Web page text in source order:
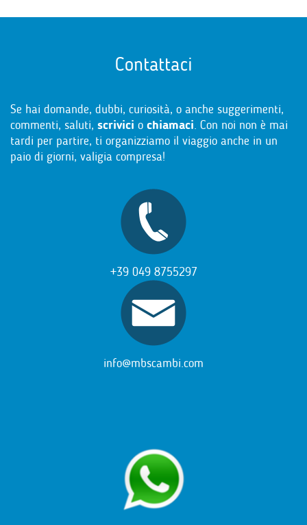
Contattaci
Se hai domande, dubbi, curiosità, o anche suggerimenti,
commenti, saluti, scrivici o chiamaci. Con noi non è mai
tardi per partire, ti organizziamo il viaggio anche in un
paio di giorni, valigia compresa!
+39 049 8755297
info@mbscambi.com